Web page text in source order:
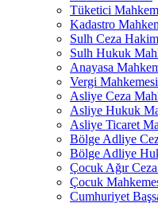
Tüketici
Kadastro
Sulh Ceza
Sulh Hukuk
Anayasa
Vergi Mahkemesi
Asliye Ceza
Asliye Hukuk
Asliye Ticaret
Bölge Adliye
Bölge Adliye
Çocuk Ağır
Çocuk
Cumhuriyet